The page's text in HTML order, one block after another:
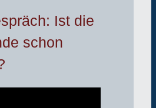
Ist die
schon